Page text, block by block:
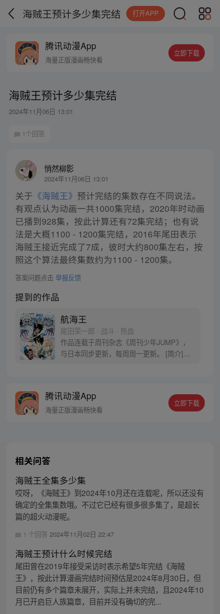
海贼王预计多少集完结 打开APP
腾讯动漫App
海量正版漫画畅快看
立即下载
海贼王预计多少集完结
2024年11月06日 13:01
1个回答
悄然柳影
2024年11月06日 13:01
关于 《海贼王》 预计完结的集数存在不同说法。
有观点认为动画一共1000集完结，2020年时动画
已播到928集，按此计算还有72集完结；也有说
法是大概1100 - 1200集完结，2016年尾田表示
海贼王接近完成了7成，彼时大约800集左右，按
照这个算法最终集数约为1100 - 1200集。
答案问题点击 举报反馈
提到的作品
航海王
尾田荣一郎 · 战斗 · 热血
作品连载于周刊杂志《周刊少年JUMP》，
与日本同步更新，每周周一更新。 [简介]有
十年后，路飞为实现与因救他而断臂的杰克
斯的约定而出海，开始了以成为海盗王为目
腾讯动漫App
海量正版漫画畅快看
立即下载
相关问答
海贼王全集多少集
哎呀，《海贼王》到2024年10月还在连载呢，所以还没有
确定的全集集数哦。不过它已经有很多很多集了，是超长
篇的超火动漫呢。
1 个回答 2024年11月02日 22:47
海贼王预计什么时候完结
尾田曾在2019年接受采访时表示希望5年完结《海贼
王》，按此计算漫画完结时间预估是2024年8月30日，但
目前仍有多个篇章未展开，实际上并未完结，且2024年10
月已开启巨人族篇章，目前并没有确切的完...